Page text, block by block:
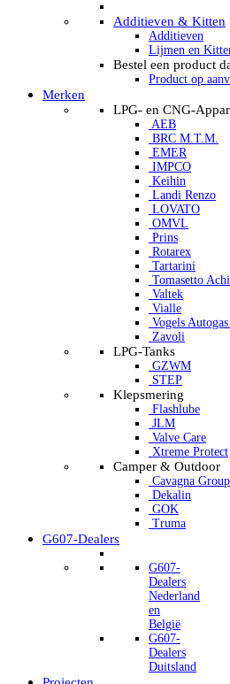
Additieven & Kitten
Additieven
Lijmen en
Bestel een product
Product op
Merken
LPG- en CNG-
AEB
BRC M.T.M.
EMER
IMPCO
Keihin
Landi Renzo
LOVATO
OMVL
Prins
Rotarex
Tartarini
Tomasetto
Valtek
Vialle
Vogels
Zavoli
LPG-Tanks
GZWM
STEP
Klepsmering
Flashlube
JLM
Valve Care
Xtreme Protect
Camper & Outdoor
Cavagna Group
Dekalin
GOK
Truma
G607-Dealers
G607-
Dealers
Nederland
en
België
G607-
Dealers
Duitsland